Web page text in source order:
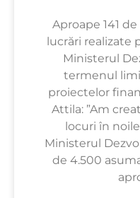
Aproape 141
lucrări realizate
Ministerul
termenul
proiectelor
Attila: ”Am
locuri în
Ministerul
de 4.500